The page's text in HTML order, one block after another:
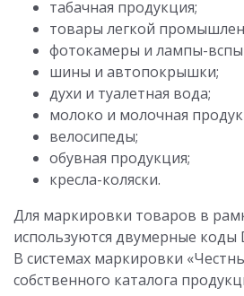
табачная продукция;
товары легкой
фотокамеры и лампы-
шины и автопокрышки;
духи и туалетная вода;
молоко и молочная
велосипеды;
обувная продукция;
кресла-коляски.
Для маркировки товаров в
используются двумерные коды
В системах маркировки
собственного каталога